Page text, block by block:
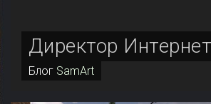
Директор
Блог SamArt